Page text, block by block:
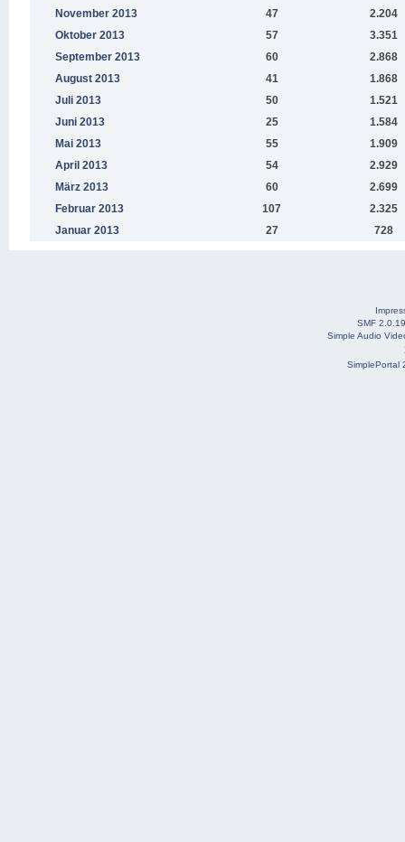
November 2013
47
2.204
Oktober 2013
57
3.351
September 2013
60
2.868
August 2013
41
1.868
Juli 2013
50
1.521
Juni 2013
25
1.584
Mai 2013
55
1.909
April 2013
54
2.929
März 2013
60
2.699
Februar 2013
107
2.325
Januar 2013
27 728
SMF 2.0.19
Simple Audio
SimplePortal